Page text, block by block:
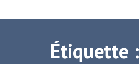
Étiquette :